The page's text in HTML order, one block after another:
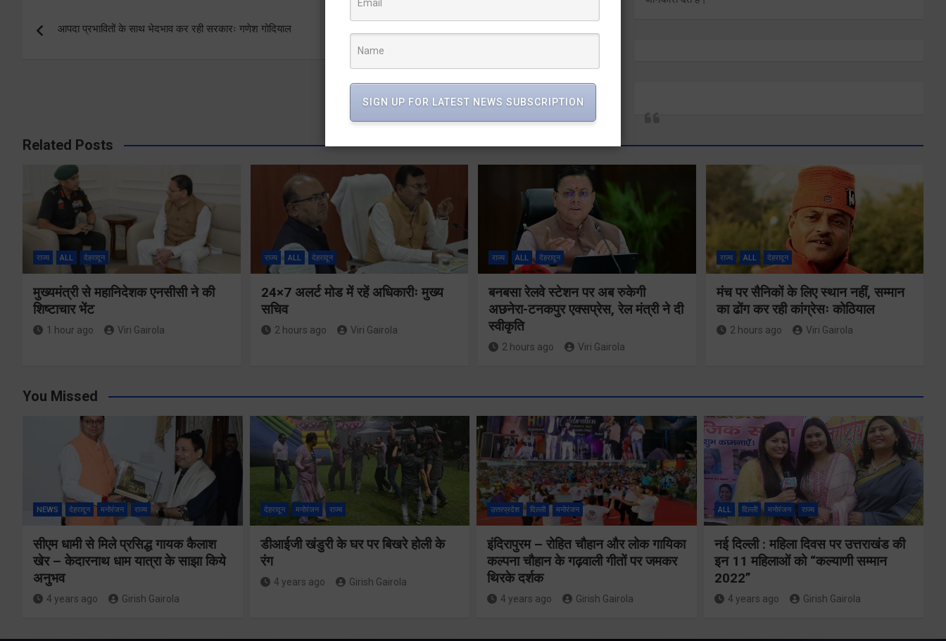
navigation
आपदा प्रभावितों के साथ भेदभाव कर रही सरकारः गणेश गोदियाल
Related Posts
राज्य ALL देहरादून
मुख्यमंत्री से महानिदेशक एनसीसी ने की
शिष्टाचार भेंट
1 hour ago Viri Gairola
राज्य ALL देहरादून
24×7 अलर्ट मोड में रहें अधिकारीः मुख्य
सचिव
2 hours ago Viri Gairola
राज्य ALL देहरादून
बनबसा रेलवे स्टेशन पर अब रुकेगी
अछनेरा-टनकपुर एक्सप्रेस, रेल मंत्री ने दी
स्वीकृति
2 hours ago Viri Gairola
राज्य ALL देहरादून
मंच पर सैनिकों के लिए स्थान नहीं, सम्मान
का ढोंग कर रही कांग्रेसः कोठियाल
2 hours ago Viri Gairola
You Missed
NEWS देहरादून मनोरंजन राज्य
सीएम धामी से मिले प्रसिद्ध गायक कैलाश
खेर – केदारनाथ धाम यात्रा के साझा किये
अनुभव
4 years ago Girish Gairola
देहरादून मनोरंजन राज्य
डीआईजी खंडुरी के घर पर बिखरे होली के
रंग
4 years ago Girish Gairola
उत्तरप्रदेश दिल्ली मनोरंजन
इंदिरापुरम – रोहित चौहान और लोक गायिका
कल्पना चौहान के गढ़वाली गीतों पर जमकर
थिरके दर्शक
4 years ago Girish Gairola
ALL दिल्ली मनोरंजन राज्य
नई दिल्ली : महिला दिवस पर उत्तराखंड की
इन 11 महिलाओं को “कल्याणी सम्मान
2022”
4 years ago Girish Gairola
मंच पर सैनिकों के
लिए स्थान नहीं,
सम्मान का ढोंग
कर रही कांग्रेसः
कोठियाल
मुख्यमंत्री से
महानिदेशक
एनसीसी ने की
शिष्टाचार भेंट
24×7 अलर्ट मोड
मुख्य सचिव
SIGN UP FOR LATEST NEWS SUBSCRIPTION